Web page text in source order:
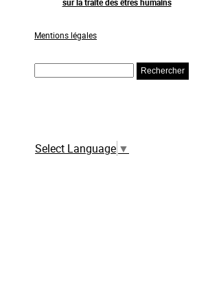
sporting events
Mentions légales
Select Language ▼